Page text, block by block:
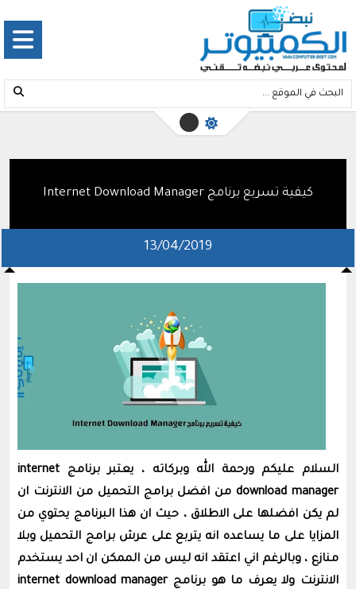
كيفية تسريع برنامج Internet Download Manager
13/04/2019
السلام عليكم ورحمة الله وبركاته ، يعتبر برنامج internet
download manager من افضل برامج التحميل من الانترنت ان
لم يكن افضلها على الاطلاق ، حيث ان هذا البرنامج يحتوي من
المزايا على ما يساعده انه يتربع على عرش برامج التحميل وبلا
منازع ، وبالرغم اني اعتقد انه ليس من الممكن ان احد يستخدم
الانترنت ولا يعرف ما هو برنامج internet download manager